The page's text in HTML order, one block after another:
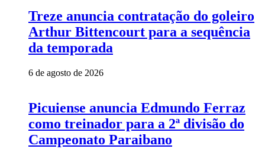
Treze anuncia contratação do goleiro
Arthur Bittencourt para a sequência
da temporada
6 de agosto de 2026
Picuiense anuncia Edmundo Ferraz
como treinador para a 2ª divisão do
Campeonato Paraibano